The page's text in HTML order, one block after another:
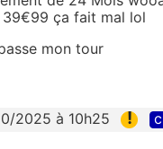
ça fait mal lol
mon tour
2025 à 10h25 !